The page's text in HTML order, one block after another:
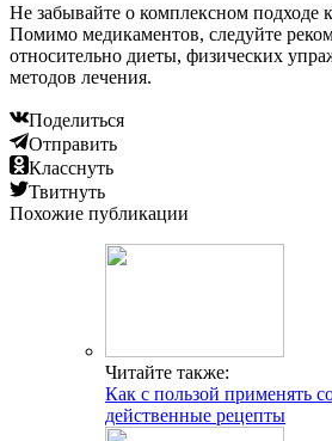
Не забывайте о комплексном подходе
Помимо медикаментов, следуйте
относительно диеты, физических
методов лечения.
Поделиться
Отправить
Класснуть
Твитнуть
Похожие публикации
Читайте также:
Как с пользой применять
действенные рецепты